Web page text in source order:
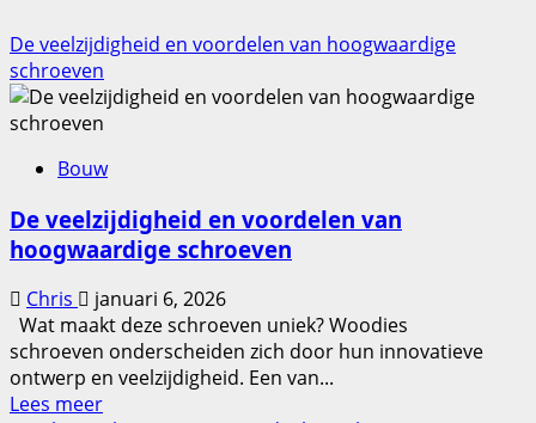
De veelzijdigheid en voordelen van hoogwaardige
schroeven
Bouw
De veelzijdigheid en voordelen van
hoogwaardige schroeven
Chris
januari 6, 2026
Wat maakt deze schroeven uniek? Woodies
schroeven onderscheiden zich door hun innovatieve
ontwerp en veelzijdigheid. Een van...
Lees meerLees